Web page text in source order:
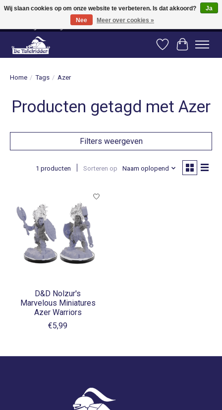
Vanaf 80 euro gratis verzending binnen Nederland! Vanaf 100 euro gratis
verzending naar België en Duitsland!
Verlanglijst
Home / Tags / Azer
Producten getagd met Azer
Filters weergeven
1 producten Sorteren op Naam oplopend
D&D Nolzur's
Marvelous Miniatures
Azer Warriors
€5,99
Wij slaan cookies op om onze website te verbeteren. Is dat akkoord?
Ja
Nee
Meer over cookies »